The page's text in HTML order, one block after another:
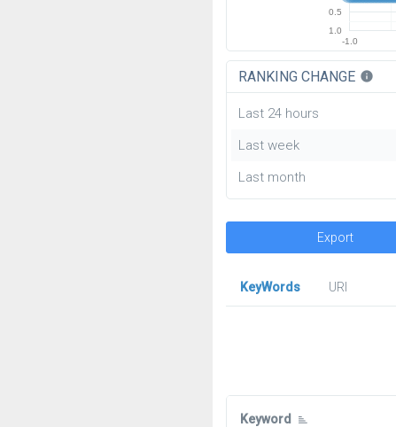
-1.0
0.5
1.0
RANKING CHANGE info
Last 24 hours
Last week
Last month
Export
KeyWords
URl
Keyword